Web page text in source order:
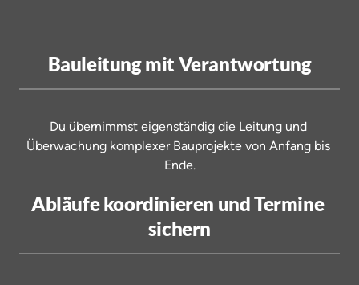
Bauleitung mit Verantwortung
Du übernimmst eigenständig die Leitung
und
Überwachung komplexer Bauprojekte von Anfang
bis
Ende.
Abläufe koordinieren und Termine
sichern